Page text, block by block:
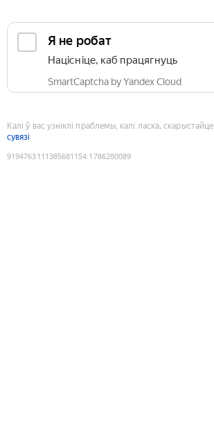
Я не робат
Націсніце, каб працягнуць
SmartCaptcha by Yandex Cloud
Калі ў вас узніклі праблемы, калі ласка, скарыстайце
сувязі
9194763111385681154:1786280089